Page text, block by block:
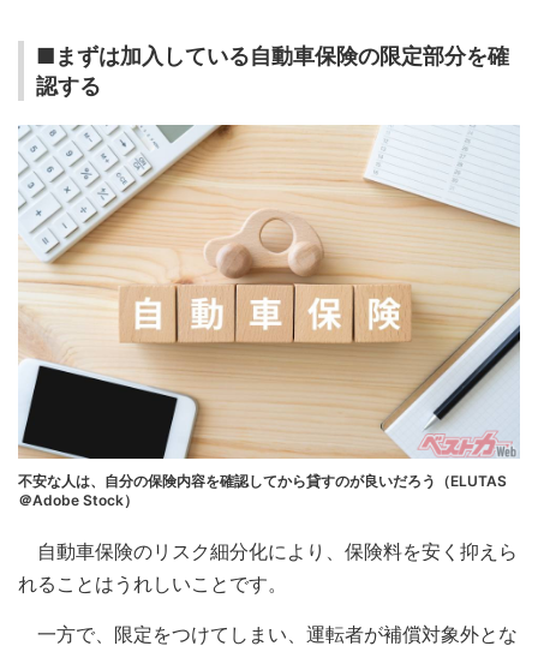
■まずは加入している自動車保険の限定部分を確
認する
不安な人は、自分の保険内容を確認してから貸すのが良いだろう（ELUTAS
＠Adobe Stock）
自動車保険のリスク細分化により、保険料を安く抑えら
れることはうれしいことです。
一方で、限定をつけてしまい、運転者が補償対象外とな